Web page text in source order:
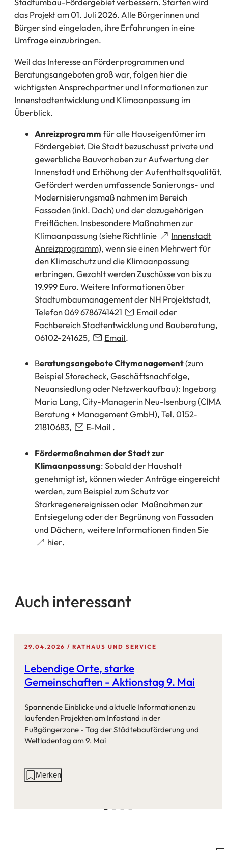
das Projekt am 01. Juli 2026. Alle Bürgerinnen und
Bürger sind eingeladen, ihre Erfahrungen in eine
Umfrage einzubringen.
Weil das Interesse an Förderprogrammen und
Beratungsangeboten groß war, folgen hier die
wichtigsten Ansprechpartner und Informationen zur
Innenstadtentwicklung und Klimaanpassung im
Überblick.
Anreizprogrammfür alle Hauseigentümer im
Fördergebiet. Die Stadt bezuschusst private und
gewerbliche Bauvorhaben zur Aufwertung der
Innenstadt und Erhöhung der Aufenthaltsqualität.
Gefördert werden umfassende Sanierungs- und
Modernisierungsmaß nahmen im Bereich
Fassaden (inkl. Dach) und der dazugehörigen
Freiflächen. Insbesondere Maßnahmen zur
Klimaanpassung (siehe Richtlinie
Innenstadt
Anreizprogramm), wenn sie einen Mehrwert für
den Klimaschutz und die Klimaanpassung
erbringen. Gezahlt werden Zuschüsse von bis zu
19.999 Euro. Weitere Informationen über
Stadtumbaumanagement der NH Projektstadt,
Telefon 069 6786741421
Emailoder
Fachbereich Stadtentwicklung und Bauberatung,
06102-241625,
Email.
Beratungsangebote Citymanagement(zum
Beispiel Storecheck, Geschäftsnachfolge,
Neuansiedlung oder Netzwerkaufbau): Ingeborg
Maria Lang, City-Managerin Neu-Isenburg (CIMA
Beratung + Management GmbH), Tel. 0152-
21810683,
E-Mail .
Fördermaßnahmen der Stadt zur
Klimaanpassung: Sobald der Haushalt
genehmigt ist, können wieder Anträge eingereicht
werden, zum Beispiel zum Schutz vor
Starkregenereignissen oder Maßnahmen zur
Entsiegelung oder der Begrünung von Fassaden
und Dächern, weitere Informationen finden Sie
hier.
Auch interessant
29.04.2026 RATHAUS UND SERVICE
Lebendige Orte, starke
Gemeinschaften - Aktionstag 9. Mai
Spannende Einblicke und aktuelle Informationen zu
laufenden Projekten am Infostand in der
Fußgängerzone - Tag der Städtebauförderung und
Weltladentag am 9. Mai
AktionenMerken